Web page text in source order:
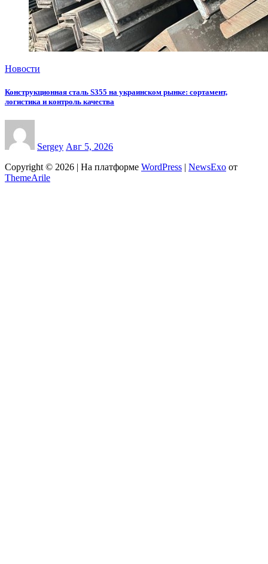
Новости
Конструкционная сталь S355 на украинском рынке: сортамент,
логистика и контроль качества
Sergey Авг 5, 2026
Copyright © 2026 | На платформе WordPress NewsExo от
ThemeArile